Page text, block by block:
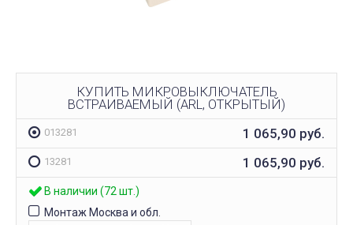
КУПИТЬ МИКРОВЫКЛЮЧАТЕЛЬ
ВСТРАИВАЕМЫЙ (ARL, ОТКРЫТЫЙ)
013281 1 065,90 руб.
13281 1 065,90 руб.
В наличии (72 шт.)
Монтаж Москва и обл.